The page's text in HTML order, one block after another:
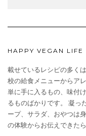
HAPPY VEGAN LIFE
載せているレシピの多く
校の給食メニューからア
単に手に入るもの、味付
るものばかりです。 凝っ
ープ、サラダ、おやつは
の体験からお伝えできた